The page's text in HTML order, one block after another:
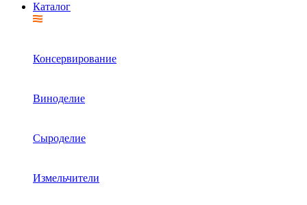
Каталог
Консервирование
Виноделие
Сыроделие
Измельчители